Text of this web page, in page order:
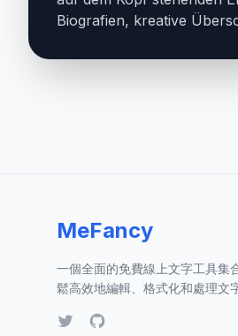
Biografien, kreative
MeFancy
一個全面的免費線上文字工具集
鬆高效地編輯、格式化和處理文